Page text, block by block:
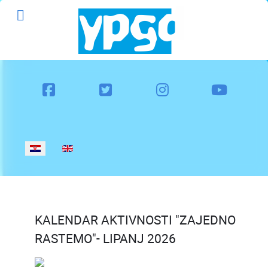
Odaberite svoj jezik
KALENDAR AKTIVNOSTI "ZAJEDNO
RASTEMO"- LIPANJ 2026